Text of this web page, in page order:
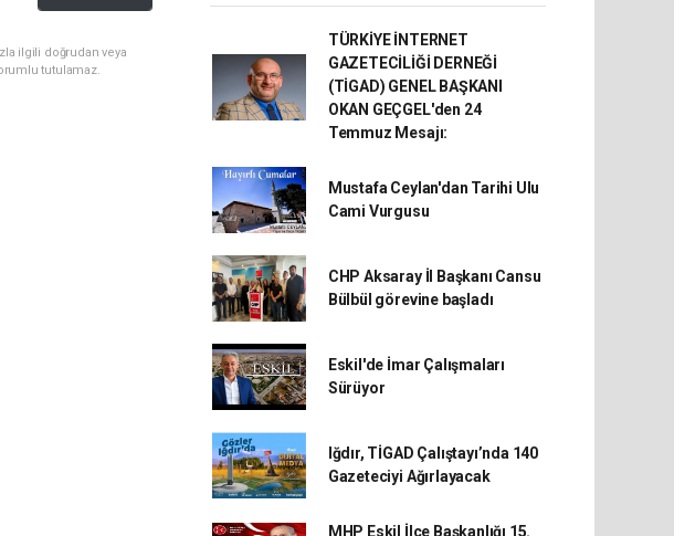
ilgili doğrudan veya
tutulamaz.
TÜRKİYE İNTERNET
GAZETECİLİĞİ DERNEĞİ
(TİGAD) GENEL BAŞKANI
OKAN GEÇGEL'den 24
Temmuz Mesajı:
Mustafa Ceylan'dan Tarihi Ulu
Cami Vurgusu
CHP Aksaray İl Başkanı Cansu
Bülbül görevine başladı
Eskil'de İmar Çalışmaları
Sürüyor
Iğdır, TİGAD Çalıştayı’nda 140
Gazeteciyi Ağırlayacak
MHP Eskil İlçe Başkanlığı 15.